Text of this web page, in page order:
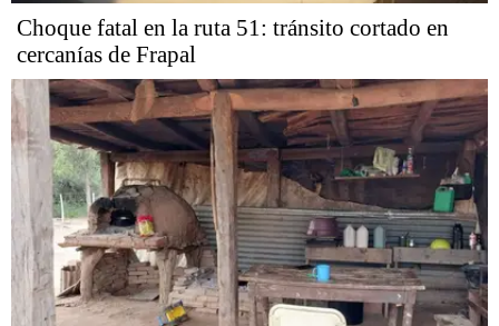
Choque fatal en la ruta 51: tránsito cortado en
cercanías de Frapal